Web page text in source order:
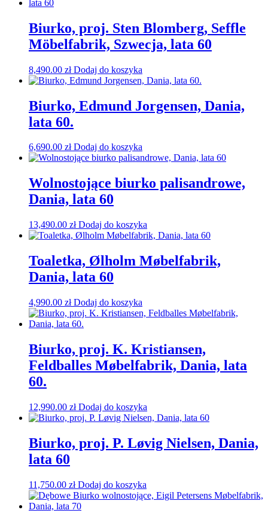
Biurko, proj. Sten Blomberg, Seffle
Möbelfabrik, Szwecja, lata 60
8,490.00 zł Dodaj do koszyka
Biurko, Edmund Jorgensen, Dania,
lata 60.
6,690.00 zł Dodaj do koszyka
Wolnostojące biurko palisandrowe,
Dania, lata 60
13,490.00 zł Dodaj do koszyka
Toaletka, Ølholm Møbelfabrik,
Dania, lata 60
4,990.00 zł Dodaj do koszyka
Biurko, proj. K. Kristiansen,
Feldballes Møbelfabrik, Dania, lata
60.
12,990.00 zł Dodaj do koszyka
Biurko, proj. P. Løvig Nielsen, Dania,
lata 60
11,750.00 zł Dodaj do koszyka